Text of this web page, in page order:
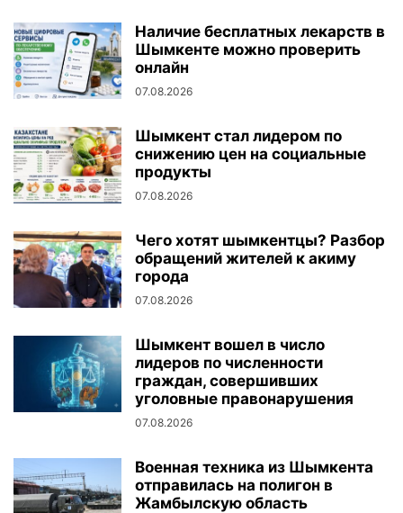
Наличие бесплатных лекарств в
Шымкенте можно проверить
онлайн
07.08.2026
Шымкент стал лидером по
снижению цен на социальные
продукты
07.08.2026
Чего хотят шымкентцы? Разбор
обращений жителей к акиму
города
07.08.2026
Шымкент вошел в число
лидеров по численности
граждан, совершивших
уголовные правонарушения
07.08.2026
Военная техника из Шымкента
отправилась на полигон в
Жамбылскую область